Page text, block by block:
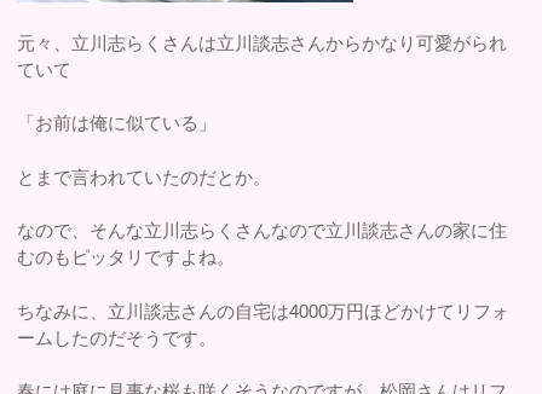
元々、立川志らくさんは立川談志さんからかなり可愛がられ
ていて
「お前は俺に似ている」
とまで言われていたのだとか。
なので、そんな立川志らくさんなので立川談志さんの家に住
むのもピッタリですよね。
ちなみに、立川談志さんの自宅は4000万円ほどかけてリフォ
ームしたのだそうです。